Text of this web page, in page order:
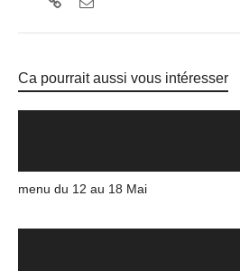
Ca pourrait aussi vous intéresser
menu du 12 au 18 Mai